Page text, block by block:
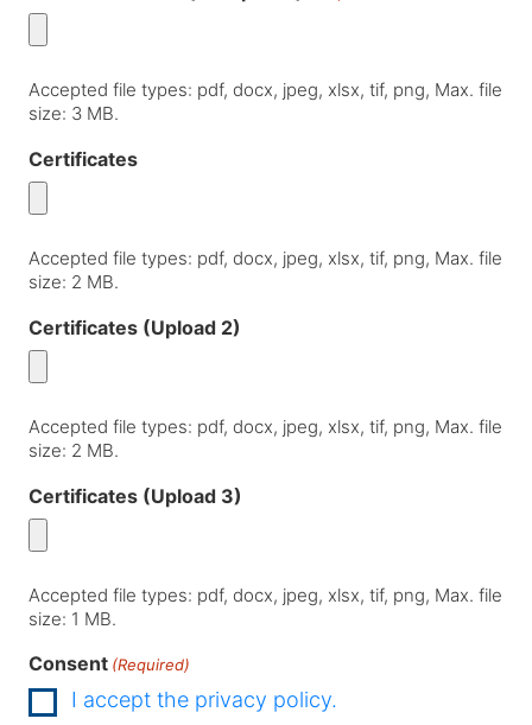
Accepted file types: pdf, docx, jpeg, xlsx, tif, png, Max. file
size: 3 MB.
Certificates
Accepted file types: pdf, docx, jpeg, xlsx, tif, png, Max. file
size: 2 MB.
Certificates (Upload 2)
Accepted file types: pdf, docx, jpeg, xlsx, tif, png, Max. file
size: 2 MB.
Certificates (Upload 3)
Accepted file types: pdf, docx, jpeg, xlsx, tif, png, Max. file
size: 1 MB.
Consent (Required)
I accept the privacy policy.